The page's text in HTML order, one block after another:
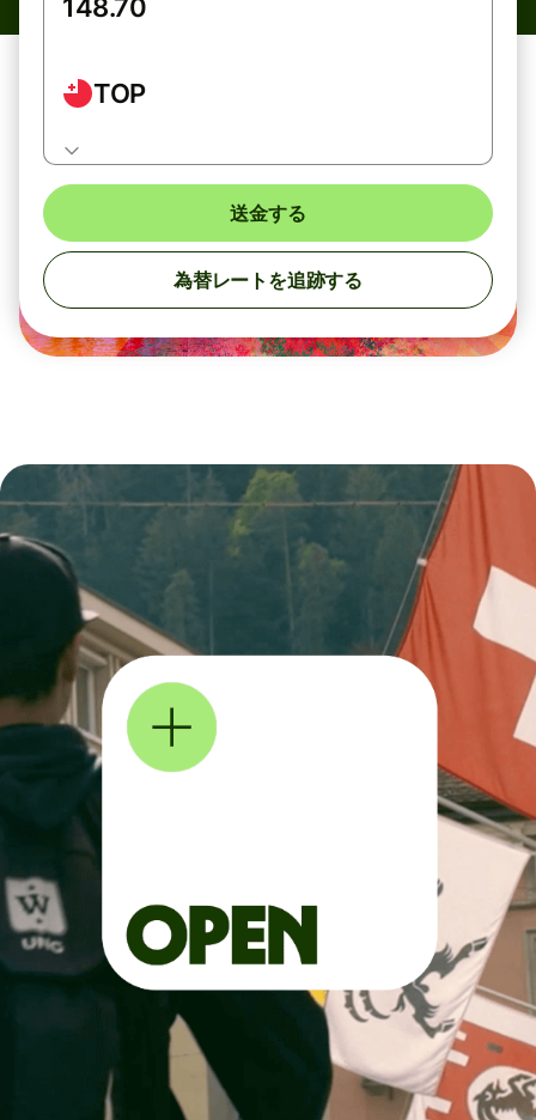
TOP
送金する
為替レートを追跡する